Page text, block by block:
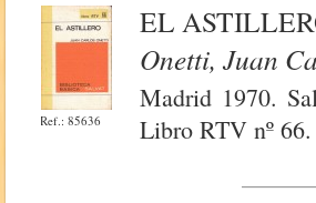
Ref.: 85636
EL
Onetti, Juan
Madrid 1970.
Libro RTV nº